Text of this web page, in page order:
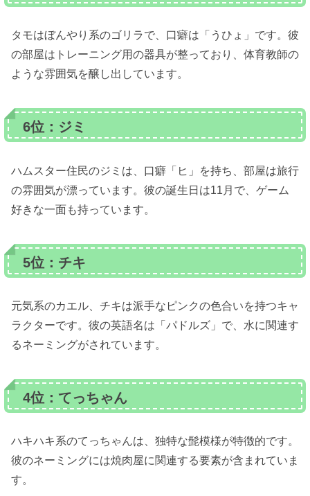
タモはぼんやり系のゴリラで、口癖は「うひょ」です。彼
の部屋はトレーニング用の器具が整っており、体育教師の
ような雰囲気を醸し出しています。
6位：ジミ
ハムスター住民のジミは、口癖「ヒ」を持ち、部屋は旅行
の雰囲気が漂っています。彼の誕生日は11月で、ゲーム
好きな一面も持っています。
5位：チキ
元気系のカエル、チキは派手なピンクの色合いを持つキャ
ラクターです。彼の英語名は「パドルズ」で、水に関連す
るネーミングがされています。
4位：てっちゃん
ハキハキ系のてっちゃんは、独特な髭模様が特徴的です。
彼のネーミングには焼肉屋に関連する要素が含まれていま
す。